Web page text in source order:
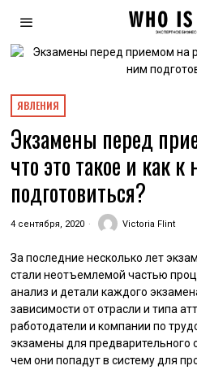
ЯВЛЕНИЯ
Экзамены перед
что это такое и как к
подготовиться?
4 сентября, 2020 Victoria Flint
За последние несколько лет
стали неотъемлемой частью
анализ и детали каждого
зависимости от отрасли и типа
работодатели и компании по
экзамены для предварительного
чем они попадут в систему для